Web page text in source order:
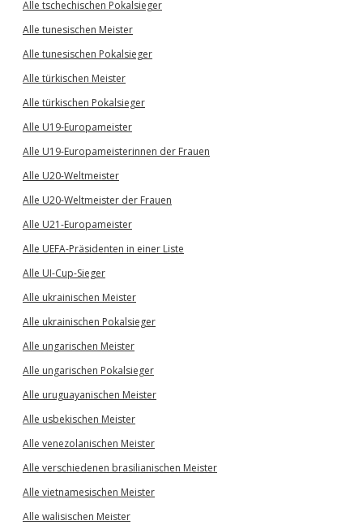
Alle tschechischen Pokalsieger
Alle tunesischen Meister
Alle tunesischen Pokalsieger
Alle türkischen Meister
Alle türkischen Pokalsieger
Alle U19-Europameister
Alle U19-Europameisterinnen der Frauen
Alle U20-Weltmeister
Alle U20-Weltmeister der Frauen
Alle U21-Europameister
Alle UEFA-Präsidenten in einer Liste
Alle UI-Cup-Sieger
Alle ukrainischen Meister
Alle ukrainischen Pokalsieger
Alle ungarischen Meister
Alle ungarischen Pokalsieger
Alle uruguayanischen Meister
Alle usbekischen Meister
Alle venezolanischen Meister
Alle verschiedenen brasilianischen Meister
Alle vietnamesischen Meister
Alle walisischen Meister